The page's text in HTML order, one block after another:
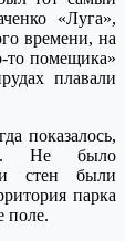
«Луга»,
времени, на
то помещика»
плавали
показалось,
Не было
стен были
парка
поле.